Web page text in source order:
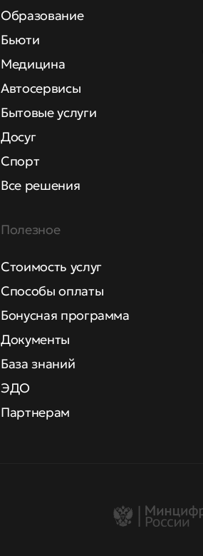
Образование
Бьюти
Медицина
Автосервисы
Бытовые услуги
Досуг
Спорт
Все решения
Полезное
Стоимость услуг
Способы оплаты
Бонусная программа
Документы
База знаний
ЭДО
Партнерам